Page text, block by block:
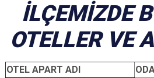
İLÇEMİZDE
OTELLER VE
OTEL APART ADI